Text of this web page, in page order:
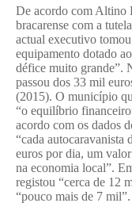
De acordo com Altino
bracarense com a
actual executivo
equipamento dotado
défice muito grande”.
passou dos 33 mil
(2015). O município
“o equilíbrio
acordo com os dados
“cada autocaravanista
euros por dia, um
na economia local”.
registou “cerca de 12
“pouco mais de 7 mil”.